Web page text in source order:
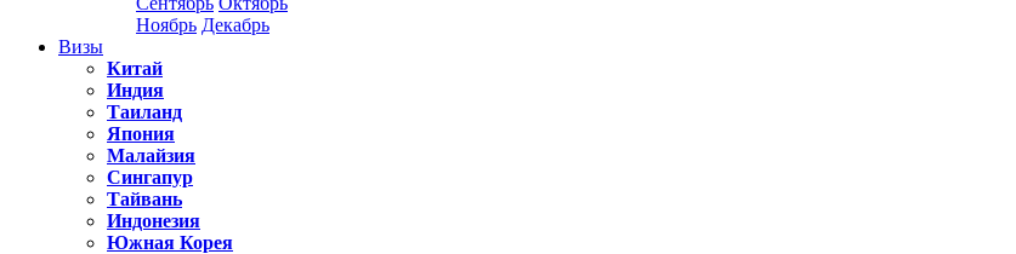
Ноябрь Декабрь
Визы
Китай
Индия
Таиланд
Япония
Малайзия
Сингапур
Тайвань
Индонезия
Южная Корея